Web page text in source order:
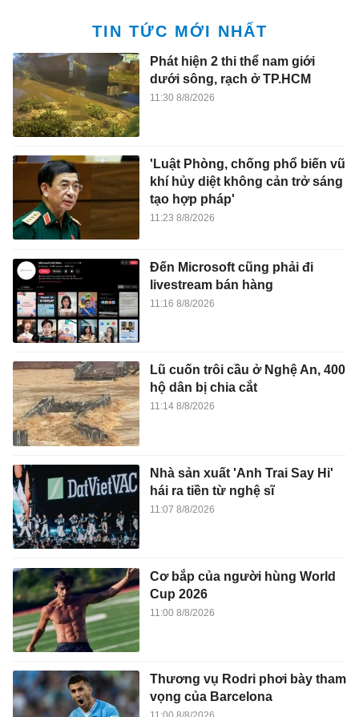
TIN TỨC MỚI NHẤT
Phát hiện 2 thi thể nam giới
dưới sông, rạch ở TP.HCM
11:30 8/8/2026
'Luật Phòng, chống phổ biến vũ
khí hủy diệt không cản trở sáng
tạo hợp pháp'
11:23 8/8/2026
Đến Microsoft cũng phải đi
livestream bán hàng
11:16 8/8/2026
Lũ cuốn trôi cầu ở Nghệ An, 400
hộ dân bị chia cắt
11:14 8/8/2026
Nhà sản xuất 'Anh Trai Say Hi'
hái ra tiền từ nghệ sĩ
11:07 8/8/2026
Cơ bắp của người hùng World
Cup 2026
11:00 8/8/2026
Thương vụ Rodri phơi bày tham
vọng của Barcelona